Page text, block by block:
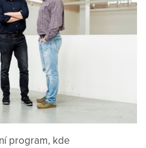
program, kde